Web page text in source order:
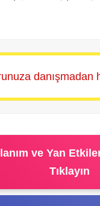
danışmadan
ve Yan
Tıklayın